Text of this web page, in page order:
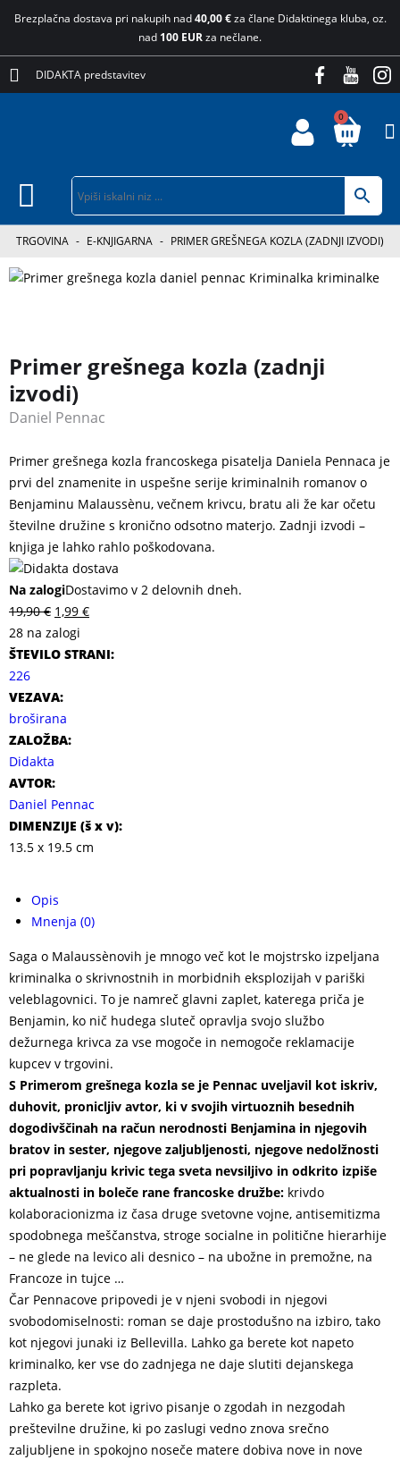
Brezplačna dostava pri nakupih nad40,00 €za člane Didaktinega kluba, oz.
nad 100 EURza nečlane.
DIDAKTA predstavitev
0
TRGOVINA - E-KNJIGARNA - PRIMER GREŠNEGA KOZLA (ZADNJI IZVODI)
Primer grešnega kozla (zadnji
izvodi)
Daniel Pennac
Primer grešnega kozla francoskega pisatelja Daniela Pennaca je
prvi del znamenite in uspešne serije kriminalnih romanov o
Benjaminu Malaussènu, večnem krivcu, bratu ali že kar očetu
številne družine s kronično odsotno materjo. Zadnji izvodi –
knjiga je lahko rahlo poškodovana.
Na zalogiDostavimo v 2 delovnih dneh.
19,90€ 1,99 €
28 na zalogi
ŠTEVILO STRANI:
226
VEZAVA:
broširana
ZALOŽBA:
Didakta
AVTOR:
Daniel Pennac
DIMENZIJE (š x v):
13.5 x 19.5 cm
Opis
Mnenja (0)
Saga o Malaussènovih je mnogo več kot le mojstrsko izpeljana
kriminalka o skrivnostnih in morbidnih eksplozijah v pariški
veleblagovnici. To je namreč glavni zaplet, katerega priča je
Benjamin, ko nič hudega sluteč opravlja svojo službo
dežurnega krivca za vse mogoče in nemogoče reklamacije
kupcev v trgovini.
S Primerom grešnega kozla se je Pennac uveljavil kot iskriv,
duhovit, pronicljiv avtor, ki v svojih virtuoznih besednih
dogodivščinah na račun nerodnosti Benjamina in njegovih
bratov in sester, njegove zaljubljenosti, njegove nedolžnosti
pri popravljanju krivic tega sveta nevsiljivo in odkrito izpiše
aktualnosti in boleče rane francoske družbe: krivdo
kolaboracionizma iz časa druge svetovne vojne, antisemitizma
spodobnega meščanstva, stroge socialne in politične hierarhije
– ne glede na levico ali desnico – na ubožne in premožne, na
Francoze in tujce …
Čar Pennacove pripovedi je v njeni svobodi in njegovi
svobodomiselnosti: roman se daje prostodušno na izbiro, tako
kot njegovi junaki iz Bellevilla. Lahko ga berete kot napeto
kriminalko, ker vse do zadnjega ne daje slutiti dejanskega
razpleta.
Lahko ga berete kot igrivo pisanje o zgodah in nezgodah
preštevilne družine, ki po zaslugi vedno znova srečno
zaljubljene in spokojno noseče matere dobiva nove in nove